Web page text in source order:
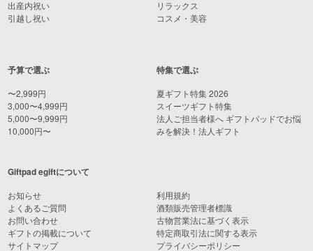
出産内祝い
引越し祝い
予算で選ぶ
〜2,999円
3,000〜4,999円
5,000〜9,999円
10,000円〜
リラックス
コスメ・美容
特集で選ぶ
夏ギフト特集 2026
スイーツギフト特集
法人ご担当者様へ ギフトパッドでお悩
みを解決！法人ギフト
Giftpad egiftについて
お知らせ
よくあるご質問
お問い合わせ
ギフトの掲載について
サイトマップ
利用規約
酒類販売管理者標識
古物営業法に基づく表示
特定商取引法に関する表示
プライバシーポリシー